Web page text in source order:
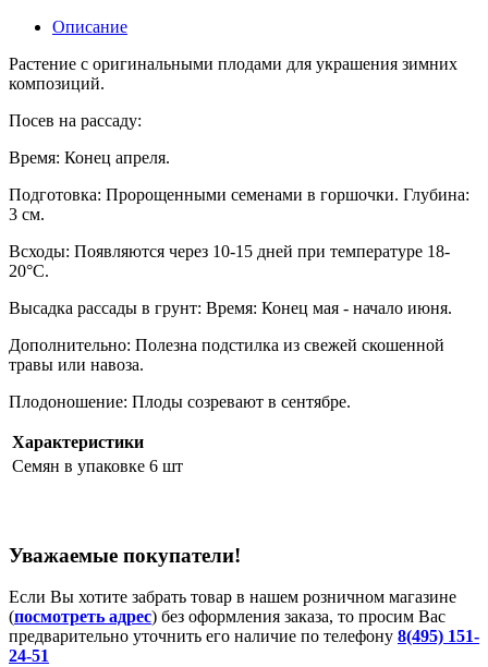
Описание
Растение с оригинальными плодами для украшения зимних
композиций.
Посев на рассаду:
Время: Конец апреля.
Подготовка: Пророщенными семенами в горшочки. Глубина:
3 см.
Всходы: Появляются через 10-15 дней при температуре 18-
20°C.
Высадка рассады в грунт: Время: Конец мая - начало июня.
Дополнительно: Полезна подстилка из свежей скошенной
травы или навоза.
Плодоношение: Плоды созревают в сентябре.
Характеристики
Семян в упаковке 6 шт
Уважаемые покупатели!
Если Вы хотите забрать товар в нашем розничном магазине
(посмотреть адрес) без оформления заказа, то просим Вас
предварительно уточнить его наличие по телефону 8(495) 151-
24-51